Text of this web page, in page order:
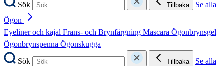
Sök
Tillbaka
Se alla
Ögon
Eyeliner och kajal Frans- och Brynfärgning Mascara Ögonbrynsgel
Ögonbrynspenna Ögonskugga
Sök
Tillbaka
Se alla